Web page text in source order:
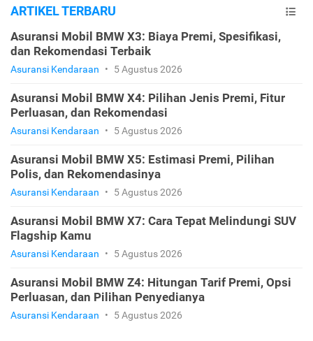
ARTIKEL TERBARU
Asuransi Mobil BMW X3: Biaya Premi, Spesifikasi,
dan Rekomendasi Terbaik
Asuransi Kendaraan • 5 Agustus 2026
Asuransi Mobil BMW X4: Pilihan Jenis Premi, Fitur
Perluasan, dan Rekomendasi
Asuransi Kendaraan • 5 Agustus 2026
Asuransi Mobil BMW X5: Estimasi Premi, Pilihan
Polis, dan Rekomendasinya
Asuransi Kendaraan • 5 Agustus 2026
Asuransi Mobil BMW X7: Cara Tepat Melindungi SUV
Flagship Kamu
Asuransi Kendaraan • 5 Agustus 2026
Asuransi Mobil BMW Z4: Hitungan Tarif Premi, Opsi
Perluasan, dan Pilihan Penyedianya
Asuransi Kendaraan • 5 Agustus 2026